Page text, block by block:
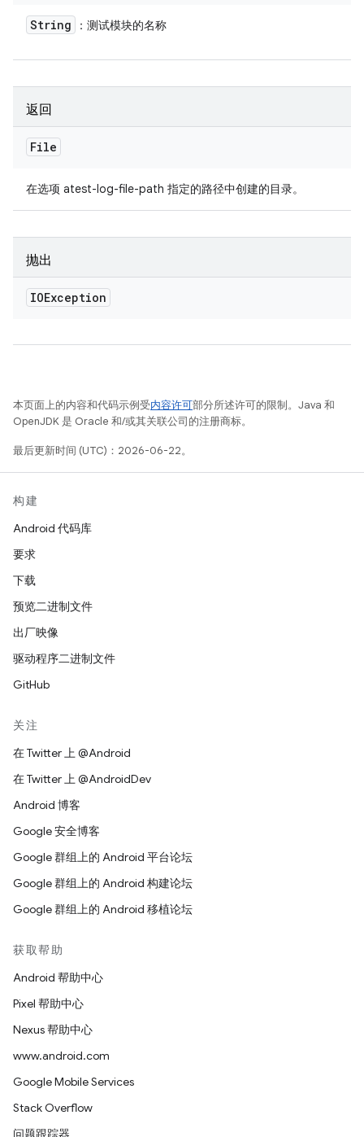
String ：测试模块的名称
返回
File
在选项 atest-log-file-path 指定的路径中创建的目录。
抛出
IOException
本页面上的内容和代码示例受内容许可部分所述许可的限制。Java 和
OpenJDK 是 Oracle 和/或其关联公司的注册商标。
最后更新时间 (UTC)：2026-06-22。
构建
Android 代码库
要求
下载
预览二进制文件
出厂映像
驱动程序二进制文件
GitHub
关注
在 Twitter 上 @Android
在 Twitter 上 @AndroidDev
Android 博客
Google 安全博客
Google 群组上的 Android 平台论坛
Google 群组上的 Android 构建论坛
Google 群组上的 Android 移植论坛
获取帮助
Android 帮助中心
Pixel 帮助中心
Nexus 帮助中心
www.android.com
Google Mobile Services
Stack Overflow
问题跟踪器